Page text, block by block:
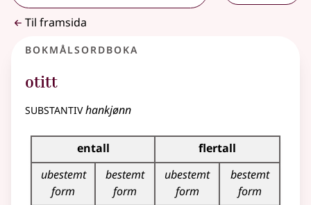
Til framsida
Bokmålsordboka
otitt
substantivhankjønn
Bøyingstabell for dette substantivet
entall
flertall
ubestemt
form
bestemt
form
ubestemt
form
bestemt
form